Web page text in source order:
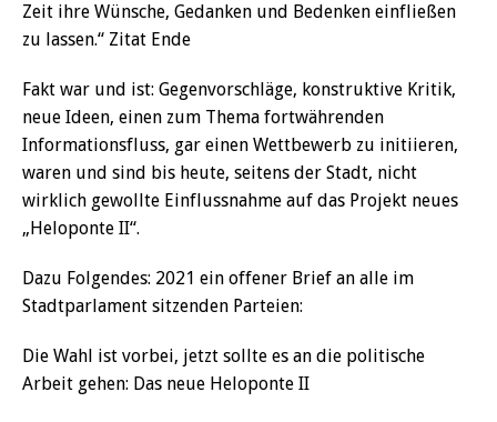
Zeit ihre Wünsche, Gedanken und Bedenken einfließen
zu lassen.“ Zitat Ende
Fakt war und ist: Gegenvorschläge, konstruktive Kritik,
neue Ideen, einen zum Thema fortwährenden
Informationsfluss, gar einen Wettbewerb zu initiieren,
waren und sind bis heute, seitens der Stadt, nicht
wirklich gewollte Einflussnahme auf das Projekt neues
„Heloponte II“.
Dazu Folgendes: 2021 ein offener Brief an alle im
Stadtparlament sitzenden Parteien:
Die Wahl ist vorbei, jetzt sollte es an die politische
Arbeit gehen: Das neue Heloponte II